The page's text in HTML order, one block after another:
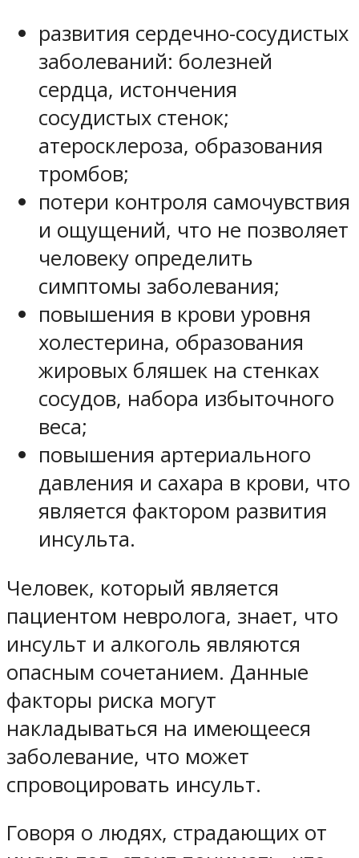
развития сердечно-сосудистых
заболеваний: болезней
сердца, истончения
сосудистых стенок;
атеросклероза, образования
тромбов;
потери контроля самочувствия
и ощущений, что не позволяет
человеку определить
симптомы заболевания;
повышения в крови уровня
холестерина, образования
жировых бляшек на стенках
сосудов, набора избыточного
веса;
повышения артериального
давления и сахара в крови, что
является фактором развития
инсульта.
Человек, который является
пациентом невролога, знает, что
инсульт и алкоголь являются
опасным сочетанием. Данные
факторы риска могут
накладываться на имеющееся
заболевание, что может
спровоцировать инсульт.
Говоря о людях, страдающих от